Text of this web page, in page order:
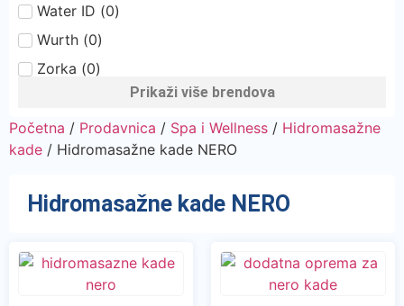
Water ID (0)
Wurth (0)
Zorka (0)
Prikaži više brendova
Početna / Prodavnica / Spa i Wellness / Hidromasažne
kade / Hidromasažne kade NERO
Hidromasažne kade NERO